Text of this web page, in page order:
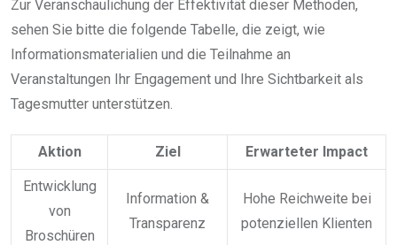
Zur Veranschaulichung der Effektivität dieser Methoden,
sehen Sie bitte die folgende Tabelle, die zeigt, wie
Informationsmaterialien und die Teilnahme an
Veranstaltungen Ihr Engagement und Ihre Sichtbarkeit als
Tagesmutter unterstützen.
Aktion Ziel Erwarteter Impact
Entwicklung
von
Broschüren
Information &
Transparenz
Hohe Reichweite bei
potenziellen Klienten